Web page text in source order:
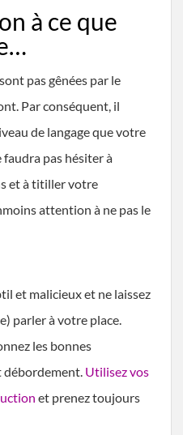
à ce que
pas gênées par le
Par conséquent, il
de langage que votre
faudra pas hésiter à
et à titiller votre
attention à ne pas le
et malicieux et ne laissez
parler à votre place.
les bonnes
Utilisez vos
et prenez toujours